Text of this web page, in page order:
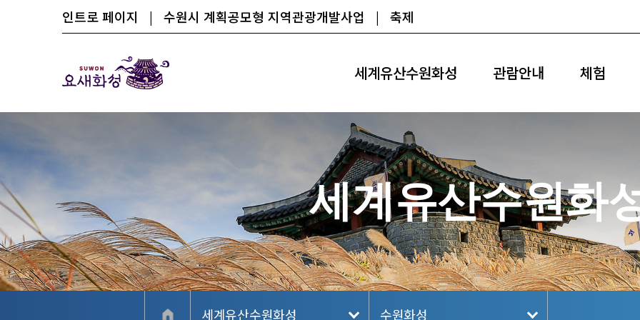
인트로 페이지 | 수원시 계획공모형 지역관광개발사업 | 축제
세계유산수원화성 관람안내 체험
세계유산수원화
세계유산수원화성 수원화성